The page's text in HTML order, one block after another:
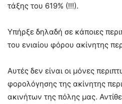
τάξης του 619% (!!!).
Υπήρξε δηλαδή σε κάποιες
του ενιαίου φόρου ακίνητης
Αυτές δεν είναι οι μόνες
φορολόγησης της ακίνητης
ακινήτων της πόλης μας.